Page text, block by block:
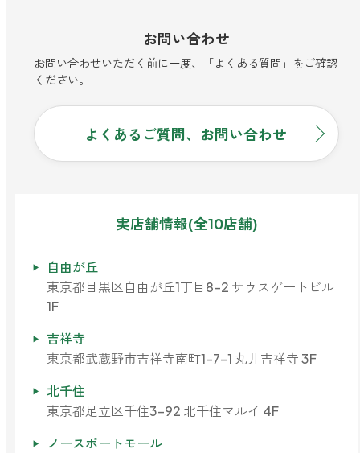
お問い合わせ
お問い合わせいただく前に一度、「よくある質問」をご確認
ください。
よくあるご質問、お問い合わせ
実店舗情報(全10店舗)
自由が丘
東京都目黒区自由が丘1丁目8-2 サウスゲートビル
1F
吉祥寺
東京都武蔵野市吉祥寺南町1-7-1 丸井吉祥寺 3F
北千住
東京都足立区千住3-92 北千住マルイ 4F
ノースポートモール